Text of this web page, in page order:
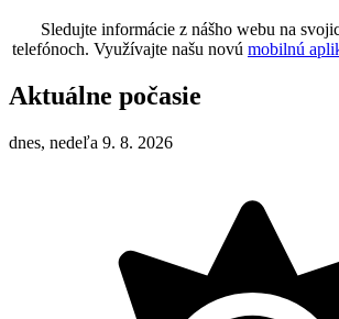
Sledujte informácie z nášho webu na
telefónoch. Využívajte našu novú mobilnú
Aktuálne počasie
dnes, nedeľa 9. 8. 2026